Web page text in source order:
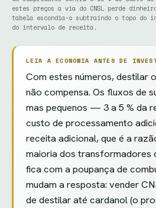
estes preços a via do CNSL perde
tabela escondia-o subtraindo o topo do
do intervalo de receita.
LEIA A ECONOMIA ANTES DE
Com estes números, destilar
não compensa. Os fluxos de
mas pequenos — 3 a 5 % da
custo de processamento
receita adicional, que é a
maioria dos transformadores
fica com a poupança de
mudam a resposta: vender
de destilar até cardanol (o